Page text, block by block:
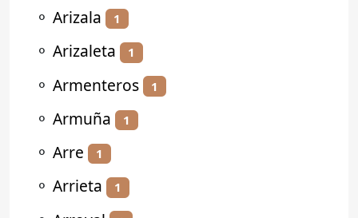
⚬ Arizala 1
⚬ Arizaleta 1
⚬ Armenteros 1
⚬ Armuña 1
⚬ Arre 1
⚬ Arrieta 1